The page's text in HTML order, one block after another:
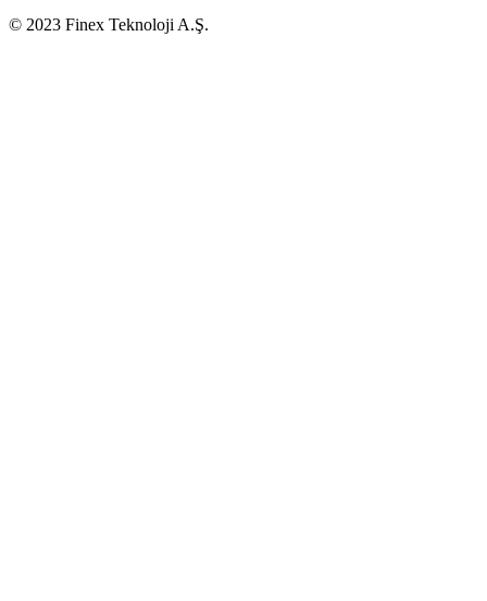
© 2023 Finex Teknoloji A.Ş.